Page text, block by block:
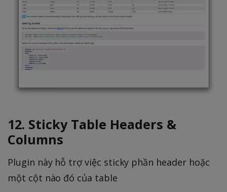
12. Sticky Table Headers &
Columns
Plugin này hỗ trợ việc sticky phần header hoặc
một cột nào đó của table